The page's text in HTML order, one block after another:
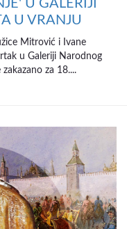
U GALERIJI
U VRANJU
Mitrović i Ivane
u Galeriji Narodnog
za 18....